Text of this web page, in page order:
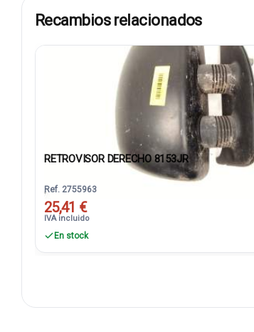
Recambios relacionados
RETROVISOR DERECHO 8153JR
Ref. 2755963
25,41 €
IVA incluido
En stock